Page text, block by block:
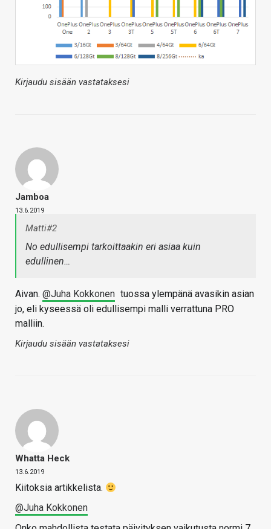
Kirjaudu sisään vastataksesi
Jamboa
13.6.2019
Matti#2
No edullisempi tarkoittaakin eri asiaa kuin
edullinen…
Aivan. @Juha Kokkonen tuossa ylempänä avasikin asian
jo, eli kyseessä oli edullisempi malli verrattuna PRO
malliin.
Kirjaudu sisään vastataksesi
Whatta Heck
13.6.2019
Kiitoksia artikkelista.
@Juha Kokkonen